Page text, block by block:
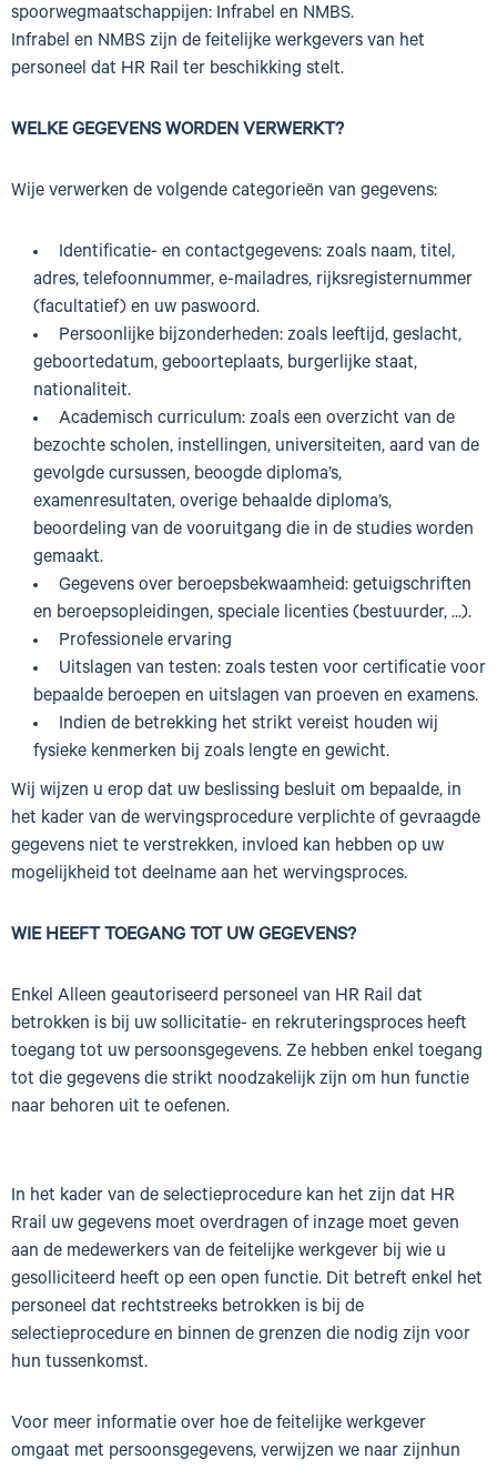
spoorwegmaatschappijen: Infrabel en NMBS.
Infrabel en NMBS zijn de feitelijke werkgevers van het
personeel dat HR Rail ter beschikking stelt.
WELKE GEGEVENS WORDEN VERWERKT?
Wije verwerken de volgende categorieën van gegevens:
Identificatie- en contactgegevens: zoals naam, titel,
adres, telefoonnummer, e-mailadres, rijksregisternummer
(facultatief) en uw paswoord.
Persoonlijke bijzonderheden: zoals leeftijd, geslacht,
geboortedatum, geboorteplaats, burgerlijke staat,
nationaliteit.
Academisch curriculum: zoals een overzicht van de
bezochte scholen, instellingen, universiteiten, aard van de
gevolgde cursussen, beoogde diploma’s,
examenresultaten, overige behaalde diploma’s,
beoordeling van de vooruitgang die in de studies worden
gemaakt.
Gegevens over beroepsbekwaamheid: getuigschriften
en beroepsopleidingen, speciale licenties (bestuurder, ...).
Professionele ervaring
Uitslagen van testen: zoals testen voor certificatie voor
bepaalde beroepen en uitslagen van proeven en examens.
Indien de betrekking het strikt vereist houden wij
fysieke kenmerken bij zoals lengte en gewicht.
Wij wijzen u erop dat uw beslissing besluit om bepaalde, in
het kader van de wervingsprocedure verplichte of gevraagde
gegevens niet te verstrekken, invloed kan hebben op uw
mogelijkheid tot deelname aan het wervingsproces.
WIE HEEFT TOEGANG TOT UW GEGEVENS?
Enkel Alleen geautoriseerd personeel van HR Rail dat
betrokken is bij uw sollicitatie- en rekruteringsproces heeft
toegang tot uw persoonsgegevens. Ze hebben enkel toegang
tot die gegevens die strikt noodzakelijk zijn om hun functie
naar behoren uit te oefenen.
In het kader van de selectieprocedure kan het zijn dat HR
Rrail uw gegevens moet overdragen of inzage moet geven
aan de medewerkers van de feitelijke werkgever bij wie u
gesolliciteerd heeft op een open functie. Dit betreft enkel het
personeel dat rechtstreeks betrokken is bij de
selectieprocedure en binnen de grenzen die nodig zijn voor
hun tussenkomst.
Voor meer informatie over hoe de feitelijke werkgever
omgaat met persoonsgegevens, verwijzen we naar zijnhun